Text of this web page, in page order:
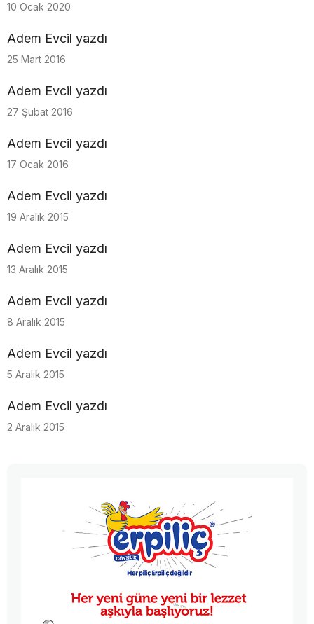
10 Ocak 2020
Adem Evcil yazdı
25 Mart 2016
Adem Evcil yazdı
27 Şubat 2016
Adem Evcil yazdı
17 Ocak 2016
Adem Evcil yazdı
19 Aralık 2015
Adem Evcil yazdı
13 Aralık 2015
Adem Evcil yazdı
8 Aralık 2015
Adem Evcil yazdı
5 Aralık 2015
Adem Evcil yazdı
2 Aralık 2015